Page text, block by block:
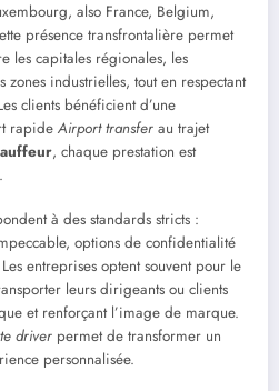
also France, Belgium,
présence transfrontalière permet
les capitales régionales, les
zones industrielles, tout en respectant
clients bénéficient d’une
rapide Airport transfer au trajet
, chaque prestation est
à des standards stricts :
options de confidentialité
entreprises optent souvent pour le
leurs dirigeants ou clients
et renforçant l’image de marque.
driver permet de transformer un
personnalisée.